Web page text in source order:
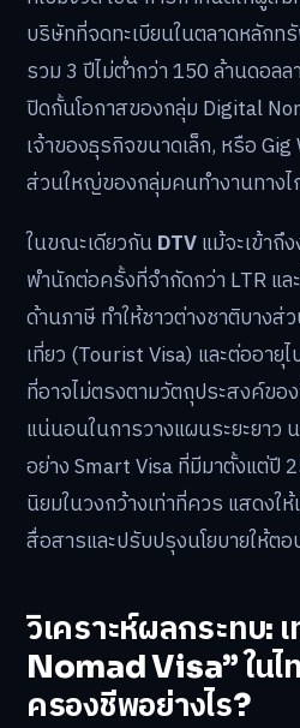
บริษัทที่จดทะเบียนในตลาดหลักท
รวม 3 ปีไม่ต่ำกว่า 150 ล้านดอล
ปิดกั้นโอกาสของกลุ่ม Digital
เจ้าของธุรกิจขนาดเล็ก, หรือ
ส่วนใหญ่ของกลุ่มคนทำงานทางไ
ในขณะเดียวกันDTVแม้จะเข้าถึ
พำนักต่อครั้งที่จำกัดกว่า LTR แล
ด้านภาษี ทำให้ชาวต่างชาติบางส่
เที่ยว (Tourist Visa) และต่ออายุ
ที่อาจไม่ตรงตามวัตถุประสงค์ขอ
แน่นอนในการวางแผนระยะยาว
อย่าง Smart Visa ที่มีมาตั้งแต่ปี
นิยมในวงกว้างเท่าที่ควร แสดงใ
สื่อสารและปรับปรุงนโยบายให้ต
วิเคราะห์ผลกระทบ:
Nomad Visa” ในไ
ครองชีพอย่างไร?